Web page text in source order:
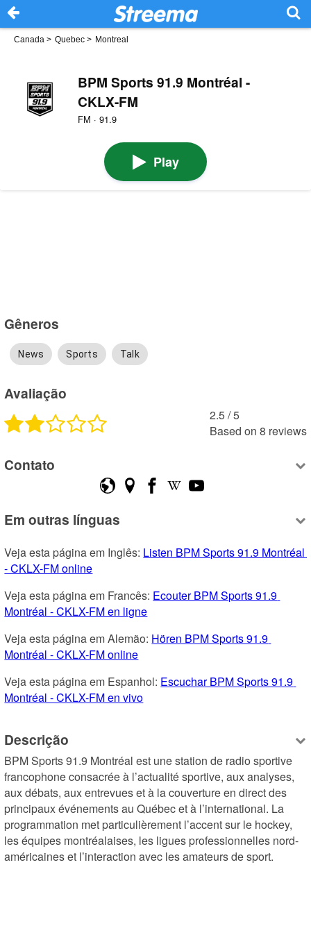
Canada > Quebec > Montreal
BPM Sports 91.9 Montréal -
CKLX-FM
FM · 91.9
Play
Gêneros
News Sports Talk
Avaliação
2.5 /5
Based on 8 reviews
Contato
Em outras línguas
Veja esta página em Inglês: Listen BPM Sports 91.9 Montréal
- CKLX-FM online
Veja esta página em Francês: Ecouter BPM Sports 91.9
Montréal - CKLX-FM en ligne
Veja esta página em Alemão: Hören BPM Sports 91.9
Montréal - CKLX-FM online
Veja esta página em Espanhol: Escuchar BPM Sports 91.9
Montréal - CKLX-FM en vivo
Descrição
BPM Sports 91.9 Montréal est une station de radio sportive
francophone consacrée à l’actualité sportive, aux analyses,
aux débats, aux entrevues et à la couverture en direct des
principaux événements au Québec et à l’international. La
programmation met particulièrement l’accent sur le hockey,
les équipes montréalaises, les ligues professionnelles nord-
américaines et l’interaction avec les amateurs de sport.